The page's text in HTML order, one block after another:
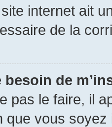
internet ait
de la
de
pas le faire, il
que vous